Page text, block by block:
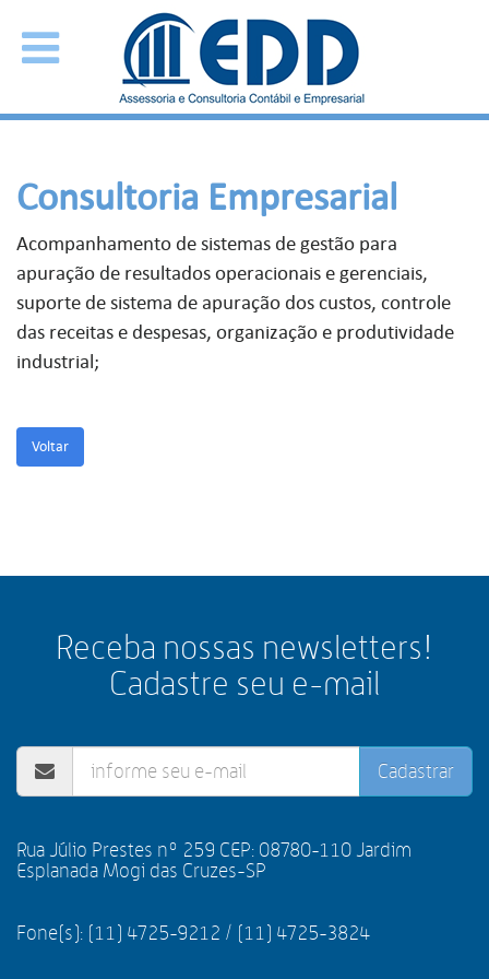
Consultoria Empresarial
Acompanhamento de sistemas de gestão para
apuração de resultados operacionais e gerenciais,
suporte de sistema de apuração dos custos, controle
das receitas e despesas, organização e produtividade
industrial;
Voltar
Receba nossas newsletters!
Cadastre seu e-mail
Cadastrar
Rua Júlio Prestes nº 259 CEP: 08780-110 Jardim
Esplanada Mogi das Cruzes-SP
Fone(s): (11) 4725-9212 / (11) 4725-3824